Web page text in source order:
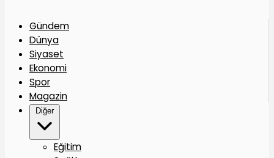
Gündem
Dünya
Siyaset
Ekonomi
Spor
Magazin
Diğer
Eğitim